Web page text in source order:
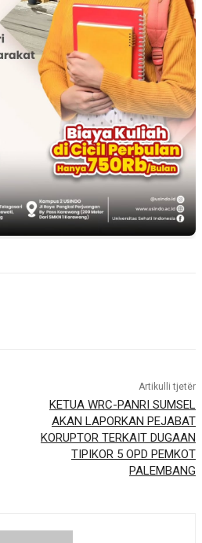
Artikulli tjetër
KETUA WRC-PANRI SUMSEL
AKAN LAPORKAN PEJABAT
KORUPTOR TERKAIT DUGAAN
TIPIKOR 5 OPD PEMKOT
PALEMBANG